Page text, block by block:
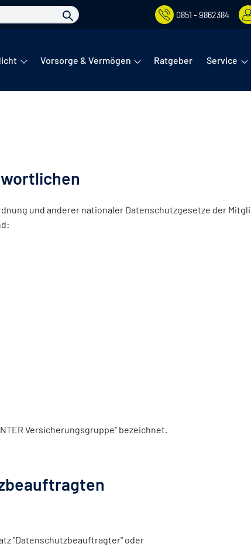
0851 - 9862384
lässt sich per Tab steuern. Untermenüs öffnet
Vorsorge & Vermögen Ratgeber Service
und anderer nationaler Datenschutzgesetze der
Versicherungsgruppe" bezeichnet.
"Datenschutzbeauftragter" oder